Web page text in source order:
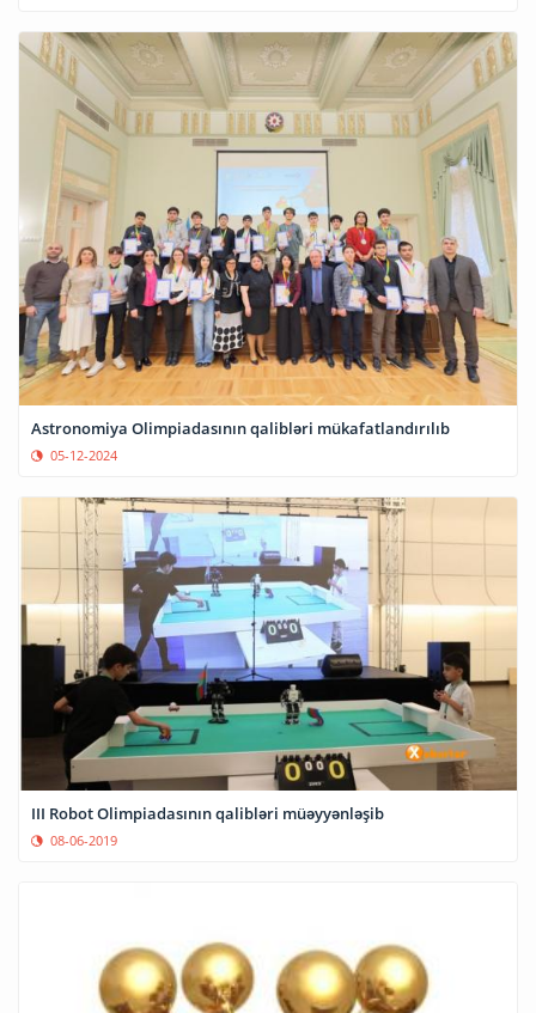
Astronomiya Olimpiadasının qalibləri mükafatlandırılıb
05-12-2024
III Robot Olimpiadasının qalibləri müəyyənləşib
08-06-2019